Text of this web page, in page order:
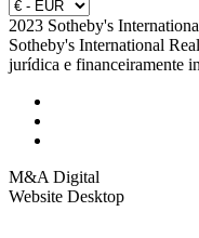
2023 Sotheby's
Sotheby's International
jurídica e financeiramente
M&A Digital
Website Desktop